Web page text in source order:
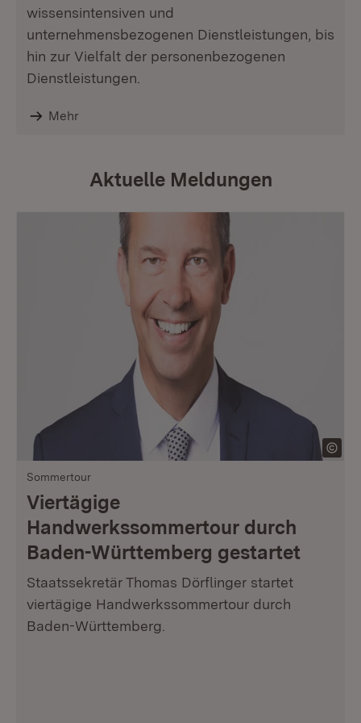
wissensintensiven und
unternehmensbezogenen Dienstleistungen, bis
hin zur Vielfalt der personenbezogenen
Dienstleistungen.
Mehr
Aktuelle Meldungen
Sommertour
Viertägige
Handwerkssommertour durch
Baden-Württemberg gestartet
Staatssekretär Thomas Dörflinger startet
viertägige Handwerkssommertour durch
Baden-Württemberg.